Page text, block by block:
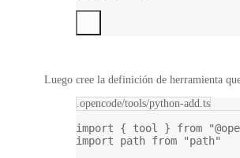
Luego cree la definición de herramienta
.opencode/tools/python-add.ts
import { tool } from
import path from
"path"